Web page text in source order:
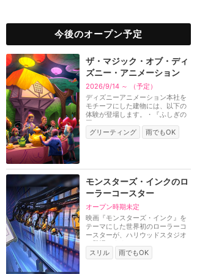
今後のオープン予定
ザ・マジック・オブ・ディ
ズニー・アニメーション
2026/9/14 ～ （予定）
ディズニーアニメーション本社を
モチーフにした建物には、以下の
体験が登場します。・『ふしぎの
国のアリス』をテ...
グリーティング
雨でもOK
モンスターズ・インクのロ
ーラーコースター
オープン時期未定
映画『モンスターズ・インク』を
テーマにした世界初のローラーコ
ースターが、ハリウッドスタジオ
に登場します。デ...
スリル
雨でもOK